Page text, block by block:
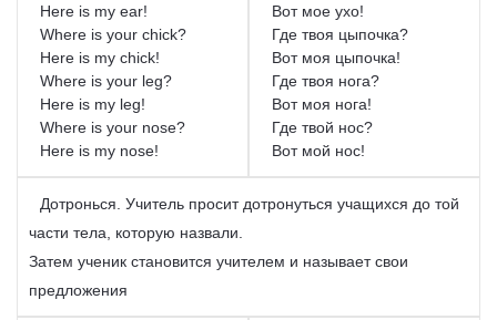
Here is my ear!
Where is your chick?
Here is my chick!
Where is your leg?
Here is my leg!
Where is your nose?
Here is my nose!
Вот мое ухо!
Где твоя цыпочка?
Вот моя цыпочка!
Где твоя нога?
Вот моя нога!
Где твой нос?
Вот мой нос!
Дотронься. Учитель просит дотронуться учащихся до той
части тела, которую назвали.
Затем ученик становится учителем и называет свои
предложения